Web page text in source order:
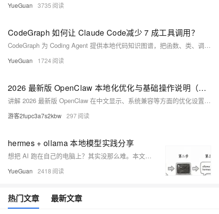
YueGuan 3735
CodeGraph 如何让 Claude Code减少 7 成工具调用？
CodeGraph 为 Coding Agent 提供本地代码知识图谱，把函数、类、调用链和框架路由提前整理成“项目地图”，减少盲目搜索和文件读取。它不是新 Agent，而是上下文基础设施，让 Agent 更快找到正确代码路径，平均减少 7 成工具调用。
YueGuan 1724
2026 最新版 OpenClaw 本地化优化与基础操作说明（包含新安装包）
讲解 2026 最新版 OpenClaw 在中文显示、系统兼容等方面的优化设置，搭配基础操作指南，让用户在完成安装后能够顺畅理解并使用各项功能。
游客2fupc3a7s2kbw 297
hermes + ollama 本地模型实践分享
想把 AI 跑在自己的电脑上？其实没那么难。本文介绍如何用 Ollama 配合 hermes-agent，只需一条命令，就能在本地启动。数据全程不离开自己的硬盘，断网也能用。通过 Java 和 k8s 日志案例，展示了 hermes-agent 自动创建并改进技能的全过程，一行代码都不用写。
YueGuan 2418
热门文章 最新文章